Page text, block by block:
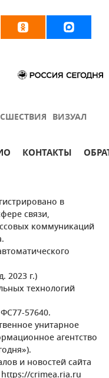
ВИЗУАЛ
КОНТАКТЫ
в
связи,
коммуникаций
2023 г.)
технологий
57640.
унитарное
агентство
и новостей сайта